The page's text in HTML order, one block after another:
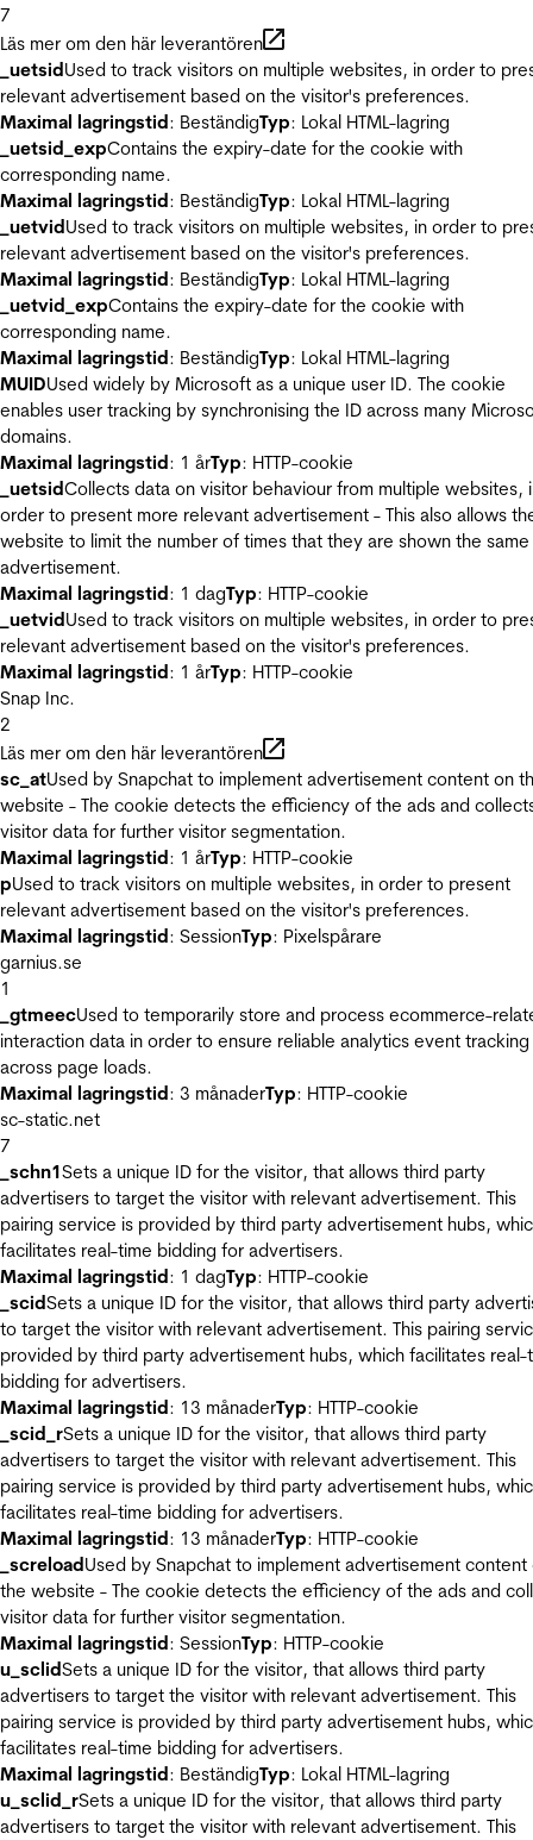
7
Läs mer om den här leverantören
_uetsidUsed to track visitors on multiple websites, in order to
relevant advertisement based on the visitor's preferences.
Maximal lagringstid: BeständigTyp: Lokal HTML-lagring
_uetsid_expContains the expiry-date for the cookie with
corresponding name.
Maximal lagringstid: BeständigTyp: Lokal HTML-lagring
_uetvidUsed to track visitors on multiple websites, in order to
relevant advertisement based on the visitor's preferences.
Maximal lagringstid: BeständigTyp: Lokal HTML-lagring
_uetvid_expContains the expiry-date for the cookie with
corresponding name.
Maximal lagringstid: BeständigTyp: Lokal HTML-lagring
MUIDUsed widely by Microsoft as a unique user ID. The cookie
enables user tracking by synchronising the ID across many
domains.
Maximal lagringstid: 1 årTyp: HTTP-cookie
_uetsidCollects data on visitor behaviour from multiple websites,
order to present more relevant advertisement - This also allows
website to limit the number of times that they are shown the same
advertisement.
Maximal lagringstid: 1 dagTyp: HTTP-cookie
_uetvidUsed to track visitors on multiple websites, in order to
relevant advertisement based on the visitor's preferences.
Maximal lagringstid: 1 årTyp: HTTP-cookie
Snap Inc.
2
Läs mer om den här leverantören
sc_atUsed by Snapchat to implement advertisement content on
website - The cookie detects the efficiency of the ads and
visitor data for further visitor segmentation.
Maximal lagringstid: 1 årTyp: HTTP-cookie
pUsed to track visitors on multiple websites, in order to present
relevant advertisement based on the visitor's preferences.
Maximal lagringstid: SessionTyp: Pixelspårare
garnius.se
1
_gtmeecUsed to temporarily store and process ecommerce-
interaction data in order to ensure reliable analytics event tracking
across page loads.
Maximal lagringstid: 3 månaderTyp: HTTP-cookie
sc-static.net
7
_schn1Sets a unique ID for the visitor, that allows third party
advertisers to target the visitor with relevant advertisement. This
pairing service is provided by third party advertisement hubs,
facilitates real-time bidding for advertisers.
Maximal lagringstid: 1 dagTyp: HTTP-cookie
_scidSets a unique ID for the visitor, that allows third party
to target the visitor with relevant advertisement. This pairing
provided by third party advertisement hubs, which facilitates real-
bidding for advertisers.
Maximal lagringstid: 13 månaderTyp: HTTP-cookie
_scid_rSets a unique ID for the visitor, that allows third party
advertisers to target the visitor with relevant advertisement. This
pairing service is provided by third party advertisement hubs,
facilitates real-time bidding for advertisers.
Maximal lagringstid: 13 månaderTyp: HTTP-cookie
_screloadUsed by Snapchat to implement advertisement content
the website - The cookie detects the efficiency of the ads and
visitor data for further visitor segmentation.
Maximal lagringstid: SessionTyp: HTTP-cookie
u_sclidSets a unique ID for the visitor, that allows third party
advertisers to target the visitor with relevant advertisement. This
pairing service is provided by third party advertisement hubs,
facilitates real-time bidding for advertisers.
Maximal lagringstid: BeständigTyp: Lokal HTML-lagring
u_sclid_rSets a unique ID for the visitor, that allows third party
advertisers to target the visitor with relevant advertisement. This